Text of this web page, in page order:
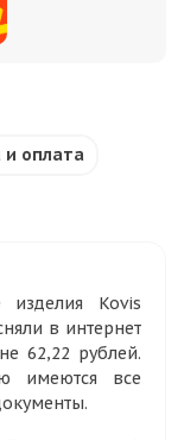
и оплата
изделия Kovis
в интернет
62,22 рублей.
имеются все